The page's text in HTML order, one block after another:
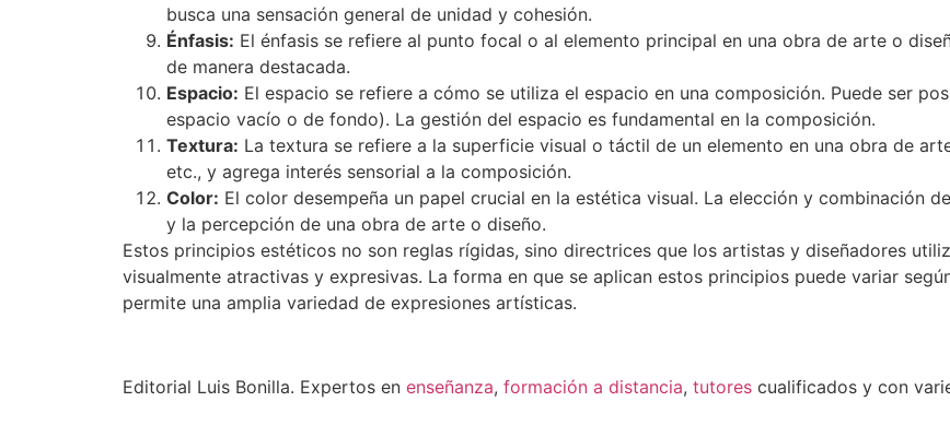
busca una sensación general de unidad y cohesión.
Énfasis: El énfasis se refiere al punto focal o al elemento principal en una obra de arte o
de manera destacada.
Espacio: El espacio se refiere a cómo se utiliza el espacio en una composición. Puede ser
espacio vacío o de fondo). La gestión del espacio es fundamental en la composición.
Textura: La textura se refiere a la superficie visual o táctil de un elemento en una obra de
etc., y agrega interés sensorial a la composición.
Color: El color desempeña un papel crucial en la estética visual. La elección y combinación
y la percepción de una obra de arte o diseño.
Estos principios estéticos no son reglas rígidas, sino directrices que los artistas y diseñadores
visualmente atractivas y expresivas. La forma en que se aplican estos principios puede variar
permite una amplia variedad de expresiones artísticas.
Editorial Luis Bonilla. Expertos en enseñanza, formación a distancia, tutores cualificados y con